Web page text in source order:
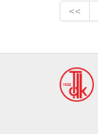
<<